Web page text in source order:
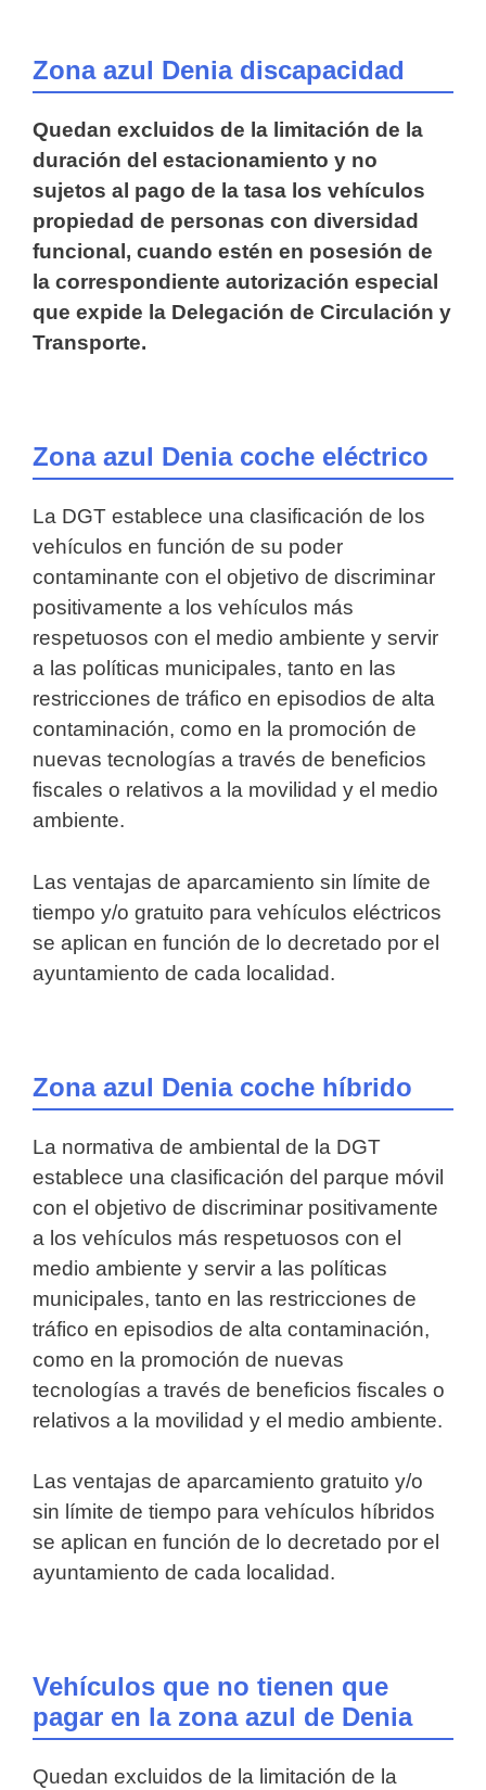
Zona azul Denia discapacidad
Quedan excluidos de la limitación de la
duración del estacionamiento y no
sujetos al pago de la tasa los vehículos
propiedad de personas con diversidad
funcional, cuando estén en posesión de
la correspondiente autorización especial
que expide la Delegación de Circulación y
Transporte.
Zona azul Denia coche eléctrico
La DGT establece una clasificación de los
vehículos en función de su poder
contaminante con el objetivo de discriminar
positivamente a los vehículos más
respetuosos con el medio ambiente y servir
a las políticas municipales, tanto en las
restricciones de tráfico en episodios de alta
contaminación, como en la promoción de
nuevas tecnologías a través de beneficios
fiscales o relativos a la movilidad y el medio
ambiente.
Las ventajas de aparcamiento sin límite de
tiempo y/o gratuito para vehículos eléctricos
se aplican en función de lo decretado por el
ayuntamiento de cada localidad.
Zona azul Denia coche híbrido
La normativa de ambiental de la DGT
establece una clasificación del parque móvil
con el objetivo de discriminar positivamente
a los vehículos más respetuosos con el
medio ambiente y servir a las políticas
municipales, tanto en las restricciones de
tráfico en episodios de alta contaminación,
como en la promoción de nuevas
tecnologías a través de beneficios fiscales o
relativos a la movilidad y el medio ambiente.
Las ventajas de aparcamiento gratuito y/o
sin límite de tiempo para vehículos híbridos
se aplican en función de lo decretado por el
ayuntamiento de cada localidad.
Vehículos que no tienen que
pagar en la zona azul de Denia
Quedan excluidos de la limitación de la